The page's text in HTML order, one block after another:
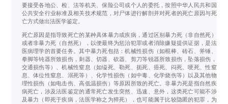
要接受各地公、检、法等机关、保险公司或个人的委托，按照中华人民共和国
公共安全行业标准及相关技术规范，对尸体进行解剖并对死者的死亡原因与死
亡方式做出法医学鉴定。
死亡原因是指导致死亡的某种具体暴力或疾病，通过区别暴力死（非自然死）
或者非暴力死（自然死），以便最终为惩治犯罪或者消除嫌疑提供证据，是法
医病理学的首要任务。其中暴力死包括：机械性损伤（如棍棒、砖石、斧锤、
拳脚等钝器所致损伤，刺器、切器、砍器、剪刀等锐器所致损伤，坠落损伤，
交通损伤等）、机械性窒息（如缢死、勒死、扼死、捂死、闷死、哽死、性窒
息、体位性窒息、溺死等）、化学性损伤（如中毒、化学烧伤等）以及其他物
理性损伤（如电击伤、高低温损伤）等原因所致的死亡。非暴力死是指自然疾
病死亡，涉及法医鉴定的通常死亡发生突然、迅速、意外，这类死亡可能不涉
及暴力（即死于疾病，法医学称之为猝死），也可能属于比较隐匿的犯罪，为